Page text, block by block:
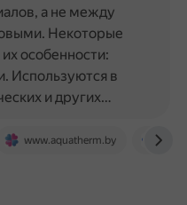
www.aquatherm.by
а не между
Некоторые
особенности:
Используются в
и других…